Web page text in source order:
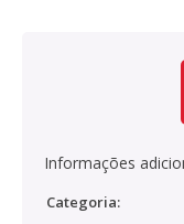
Informações
Categoria: